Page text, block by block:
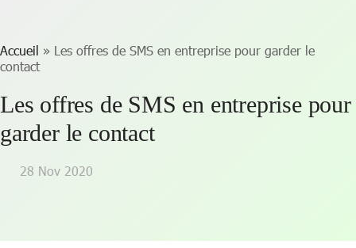
Accueil » Les offres de SMS en entreprise pour garder le
contact
Les offres de SMS en entreprise pour
garder le contact
28 Nov 2020